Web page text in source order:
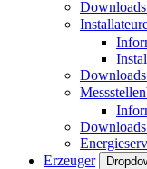
Erzeuger